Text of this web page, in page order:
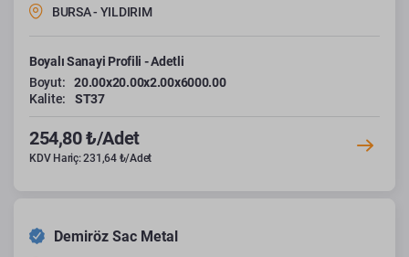
BURSA - YILDIRIM
Boyalı Sanayi Profili - Adetli
Boyut:
20.00x20.00x2.00x6000.00
Kalite:
ST37
254,80 ₺/Adet
KDV Hariç: 231,64 ₺/Adet
Demiröz Sac Metal